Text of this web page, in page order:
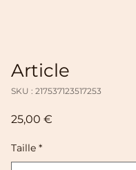
Article
SKU : 217537123517253
25,00 €
Taille *